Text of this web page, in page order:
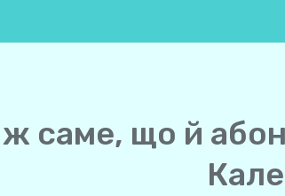
саме, що й